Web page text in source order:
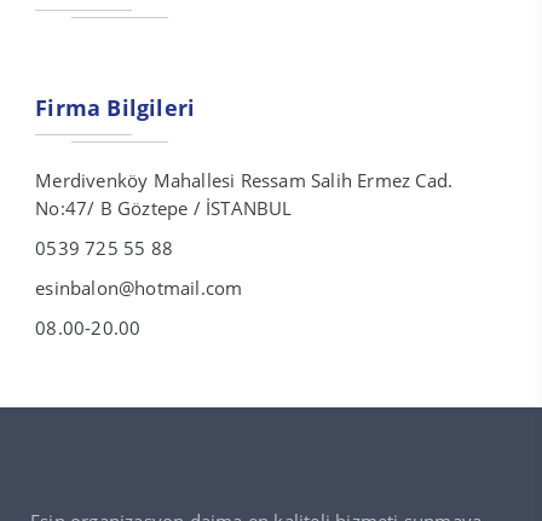
Firma Bilgileri
Merdivenköy Mahallesi Ressam Salih Ermez Cad.
No:47/ B Göztepe / İSTANBUL
0539 725 55 88
esinbalon@hotmail.com
08.00-20.00